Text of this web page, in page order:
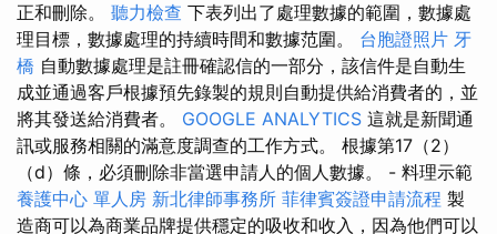
正和刪除。 聽力檢查 下表列出了處理數據的範圍，數據處
理目標，數據處理的持續時間和數據范圍。 台胞證照片 牙
橋 自動數據處理是註冊確認信的一部分，該信件是自動生
成並通過客戶根據預先錄製的規則自動提供給消費者的，並
將其發送給消費者。 GOOGLE ANALYTICS 這就是新聞通
訊或服務相關的滿意度調查的工作方式。 根據第17（2）
（d）條，必須刪除非當選申請人的個人數據。 - 料理示範
養護中心 單人房 新北律師事務所 菲律賓簽證申請流程 製
造商可以為商業品牌提供穩定的吸收和收入，因為他們可以